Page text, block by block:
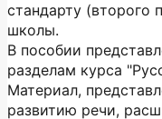
стандарту (второго
школы.
В пособии
разделам курса
Материал,
развитию речи,